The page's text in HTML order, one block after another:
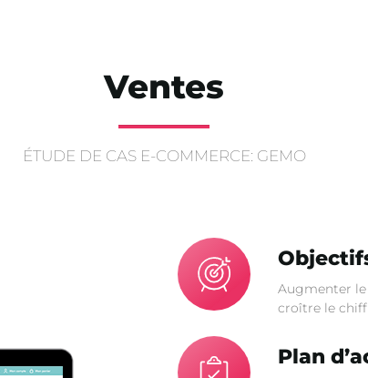
Ventes
ÉTUDE DE CAS E-COMMERCE: GEMO
Augmenter
croître le
Plan